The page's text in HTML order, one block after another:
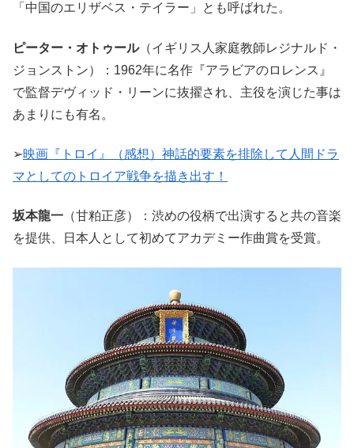
「中国のエリザベス・テイラー」とも呼ばれた。
ピーター・オトゥール（イギリス人家庭教師レジナルド・
ジョンストン）：1962年に名作『アラビアのロレンス』
で監督デヴィッド・リーンに抜擢され、主役を演じた事は
あまりにも有名。
➢映画『トロイ』（感想）神話的要素を排除して人間ドラ
マとしてのトロイア戦争を描き出す！
坂本龍一 （甘粕正彦）：渋めの役柄で出演すると共の音楽
を提供、日本人として初めてアカデミー作曲賞を受賞。